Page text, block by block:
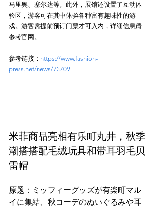
马里奥、塞尔达等。此外，展馆还设置了互动体
验区，游客可在其中体验各种富有趣味性的游
戏。游客需提前预订门票才可入内，详细信息请
参考链接： https://www.fashion-
press.net/news/73709
米菲商品亮相有乐町丸井，秋季
潮搭搭配毛绒玩具和带耳羽毛贝
雷帽
原题：ミッフィーグッズが有楽町マル
イに集結、秋コーデのぬいぐるみや耳